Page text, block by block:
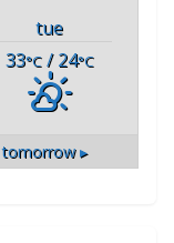
tue
33°C/ 24°C
▸